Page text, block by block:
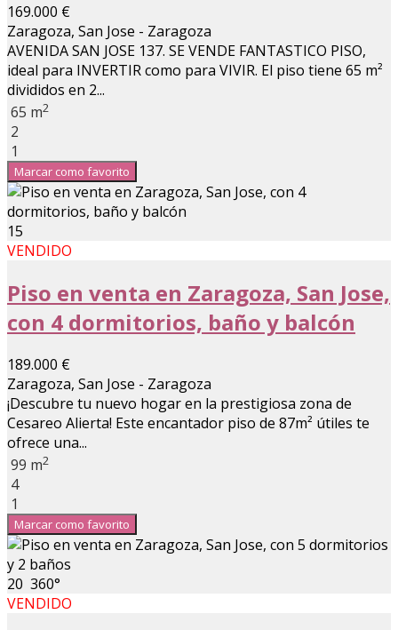
169.000 €
Zaragoza, San Jose - Zaragoza
AVENIDA SAN JOSE 137. SE VENDE FANTASTICO PISO,
ideal para INVERTIR como para VIVIR. El piso tiene 65 m²
divididos en 2...
65 m2
2
1
Marcar como favorito
15
VENDIDO
Piso en venta en Zaragoza, San Jose,
con 4 dormitorios, baño y balcón
189.000 €
Zaragoza, San Jose - Zaragoza
¡Descubre tu nuevo hogar en la prestigiosa zona de
Cesareo Alierta! Este encantador piso de 87m² útiles te
ofrece una...
99 m2
4
1
Marcar como favorito
20 360°
VENDIDO